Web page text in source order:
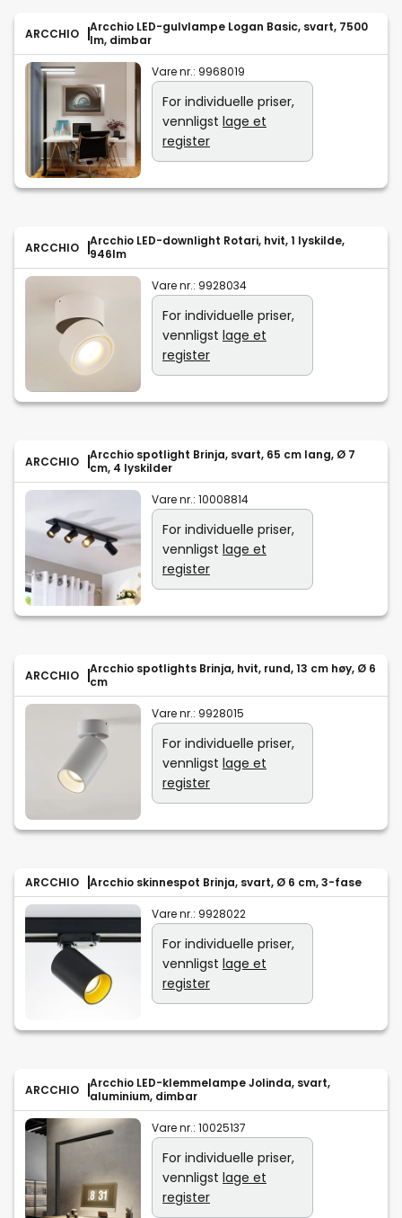
ARCCHIO
Arcchio LED-gulvlampe Logan Basic, svart, 7500
lm, dimbar
Vare nr.: 9968019
For individuelle priser,
vennligst lage et
register
ARCCHIO
Arcchio LED-downlight Rotari, hvit, 1 lyskilde,
946lm
Vare nr.: 9928034
For individuelle priser,
vennligst lage et
register
ARCCHIO
Arcchio spotlight Brinja, svart, 65 cm lang, Ø 7
cm, 4 lyskilder
Vare nr.: 10008814
For individuelle priser,
vennligst lage et
register
ARCCHIO
Arcchio spotlights Brinja, hvit, rund, 13 cm høy, Ø 6
cm
Vare nr.: 9928015
For individuelle priser,
vennligst lage et
register
ARCCHIO Arcchio skinnespot Brinja, svart, Ø 6 cm, 3-fase
Vare nr.: 9928022
For individuelle priser,
vennligst lage et
register
ARCCHIO
Arcchio LED-klemmelampe Jolinda, svart,
aluminium, dimbar
Vare nr.: 10025137
For individuelle priser,
vennligst lage et
register